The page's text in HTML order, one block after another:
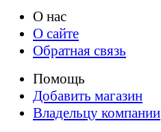
О нас
О сайте
Обратная связь
Помощь
Добавить магазин
Владельцу компании